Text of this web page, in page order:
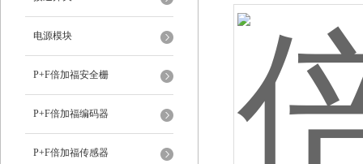
电源模块
P+F倍加福安全栅
P+F倍加福编码器
P+F倍加福传感器